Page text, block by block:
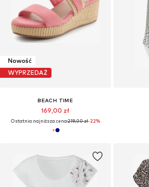
Nowość
WYPRZEDAŻ
BEACH TIME
169,00 zł
Ostatnia najniższa cena:219,00 zł-22%